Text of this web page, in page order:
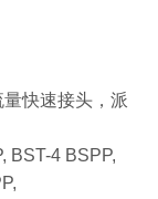
快速接头，派
BST-4 BSPP,